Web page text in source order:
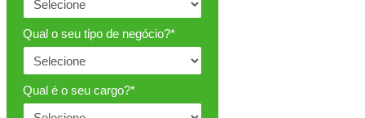
Qual o seu tipo de negócio?*
Qual é o seu cargo?*